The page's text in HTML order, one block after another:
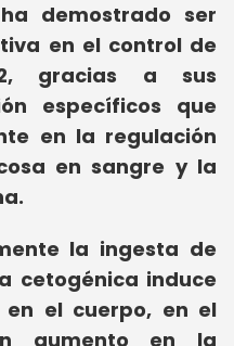
demostrado ser
en el control de
gracias a sus
específicos que
en la regulación
en sangre y la
la ingesta de
cetogénica induce
el cuerpo, en el
aumento en la